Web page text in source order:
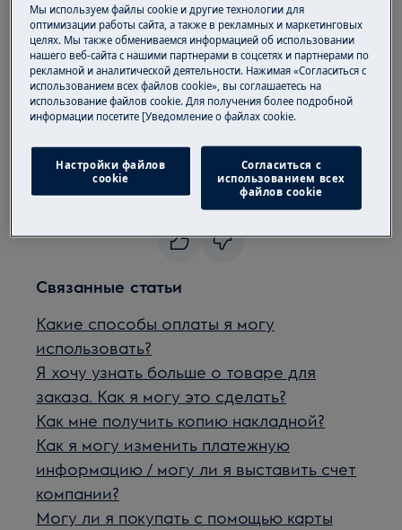
Проблема
Когда средства будут сняты с банковской
карты?
Решение
После подтверждения статуса наличия
товара на складе.
Была ли эта статья полезной?
Связанные статьи
Какие способы оплаты я могу
использовать?
Я хочу узнать больше о товаре для
заказа. Как я могу это сделать?
Как мне получить копию накладной?
Как я могу изменить платежную
информацию / могу ли я выставить счет
компании?
Могу ли я покупать с помощью карты
Мы используем файлы cookie и другие технологии для
оптимизации работы сайта, а также в рекламных и маркетинговых
целях. Мы также обмениваемся информацией об использовании
нашего веб-сайта с нашими партнерами в соцсетях и партнерами по
рекламной и аналитической деятельности. Нажимая «Согласиться с
использованием всех файлов cookie», вы соглашаетесь на
использование файлов cookie. Для получения более подробной
информации посетите [Уведомление о файлах cookie.
Настройки файлов
cookie
Согласиться с
использованием всех
файлов cookie